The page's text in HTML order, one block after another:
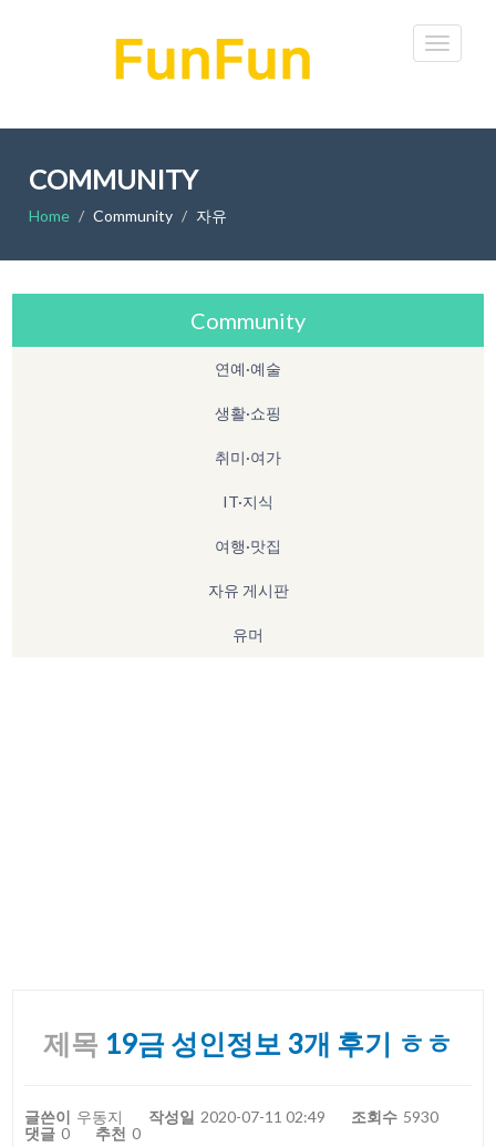
COMMUNITY
Home Community 자유
Community
연예·예술
생활·쇼핑
취미·여가
IT·지식
여행·맛집
자유 게시판
유머
제목 19금 성인정보 3개 후기 ㅎㅎ
글쓴이 우동지 작성일 2020-07-11 02:49 조회수 5930
댓글 0 추천 0